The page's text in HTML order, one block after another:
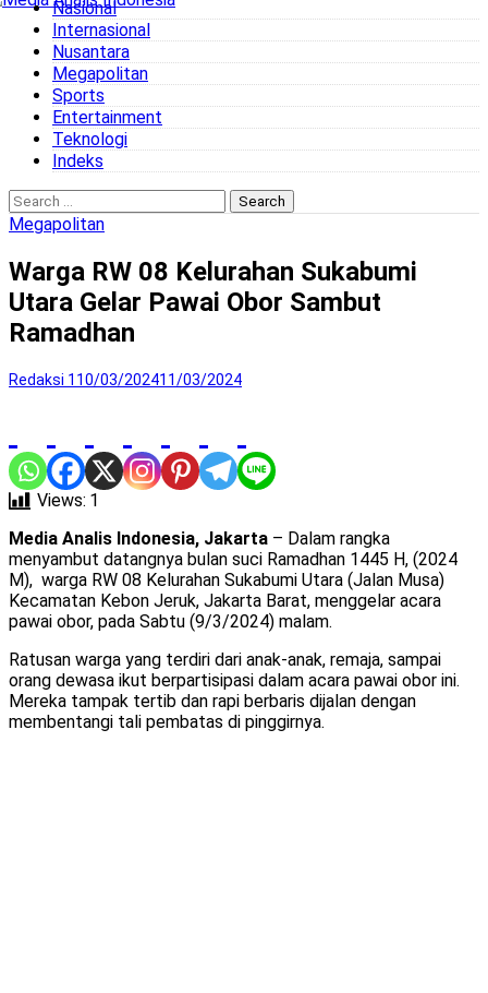
content
Nasional
Internasional
Nusantara
Megapolitan
Sports
Entertainment
Teknologi
Indeks
Search
for:
Megapolitan
Warga RW 08 Kelurahan Sukabumi
Utara Gelar Pawai Obor Sambut
Ramadhan
Redaksi 1 10/03/202411/03/2024
Views: 1
Media Analis Indonesia, Jakarta – Dalam rangka
menyambut datangnya bulan suci Ramadhan 1445 H, (2024
M), warga RW 08 Kelurahan Sukabumi Utara (Jalan Musa)
Kecamatan Kebon Jeruk, Jakarta Barat, menggelar acara
pawai obor, pada Sabtu (9/3/2024) malam.
Ratusan warga yang terdiri dari anak-anak, remaja, sampai
orang dewasa ikut berpartisipasi dalam acara pawai obor ini.
Mereka tampak tertib dan rapi berbaris dijalan dengan
membentangi tali pembatas di pinggirnya.